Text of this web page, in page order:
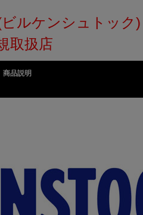
ルケンシュトック)
取扱店
商品説明